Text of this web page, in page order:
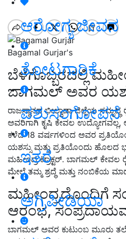
ಆರೋಗ್ಯ ಜೀವನ
ತೋಟಗಾರಿಕೆ
ಪಶುಸಂಗೋಪನೆ
ಇತರೆ
ಅಗ್ರಿಪೀಡಿಯಾ
Bagamal Gurjar's
ಬೆಳೆಗೊಬ್ಬರದಲ್ಲಿ
ಬಾಗಮಲ್ ಅವರ
ರಾಜಸ್ಥಾನದ ಭೀಲ್ವಾಡಾ ಜಿಲ್ಲೆಯ
ಅವರಿಗಾಗಿ ಕೃಷಿ ಕೇವಲ ಉದ್ಯೋಗವಲ್ಲ,
ಕಳೆದ 18 ವರ್ಷಗಳಿಂದ ಅವರ
ಯಶಸ್ಸು ಮತ್ತು ಪ್ರತಿಯೊಂದು ಹೊಲದ
ಮಹೀಂದ್ರ ಟ್ರಾಕ್ಟರ್. ಬಾಗಮಲ್ ಕೇವಲ
ಮೇಲೆ ತಮ್ಮ ಶ್ರದ್ಧೆ ಮತ್ತು ನಂಬಿಕೆಯ
ಮಹೀಂದ್ರದೊಂದಿಗೆ
ಆರಂಭ,
ಬಾಗಮಲ್ ಅವರ ಕುಟುಂಬ ಮೂರು